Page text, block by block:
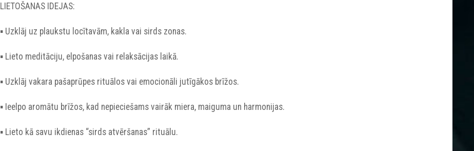
LIETOŠANAS IDEJAS:
▪︎ Uzklāj uz plaukstu locītavām, kakla vai sirds zonas.
▪︎ Lieto meditāciju, elpošanas vai relaksācijas laikā.
▪︎ Uzklāj vakara pašaprūpes rituālos vai emocionāli jutīgākos brīžos.
▪︎ Ieelpo aromātu brīžos, kad nepieciešams vairāk miera, maiguma un harmonijas.
▪︎ Lieto kā savu ikdienas “sirds atvēršanas” rituālu.